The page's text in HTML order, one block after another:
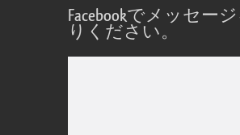
Facebookでメッセー
りください。